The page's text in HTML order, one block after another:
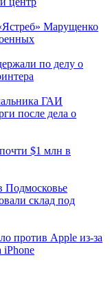
Марущенко
по делу о
ГАИ
после дела о
$1 млн в
склад под
против Apple из-за
iPhone